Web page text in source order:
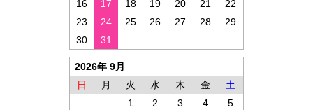
16
17 18 19 20 21
22
23
24 25 26 27 28
29
30
31
2026年 9月
日
月 火 水 木 金
土
1
2 3 4
5